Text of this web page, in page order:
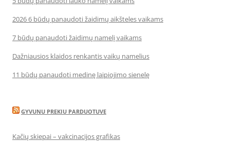
2026 6 būdų panaudoti žaidimų aikšteles vaikams
7 būdų panaudoti žaidimų namelį vaikams
Dažniausios klaidos renkantis vaikų namelius
11 būdų panaudoti medinę laipiojimo sienelę
GYVUNU PREKIU PARDUOTUVE
Kačių skiepai – vakcinacijos grafikas